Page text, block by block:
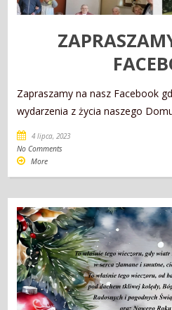
Zapraszamy na nasz Facebook
wydarzenia z życia naszego
4 lipca, 2023
No Comments
More